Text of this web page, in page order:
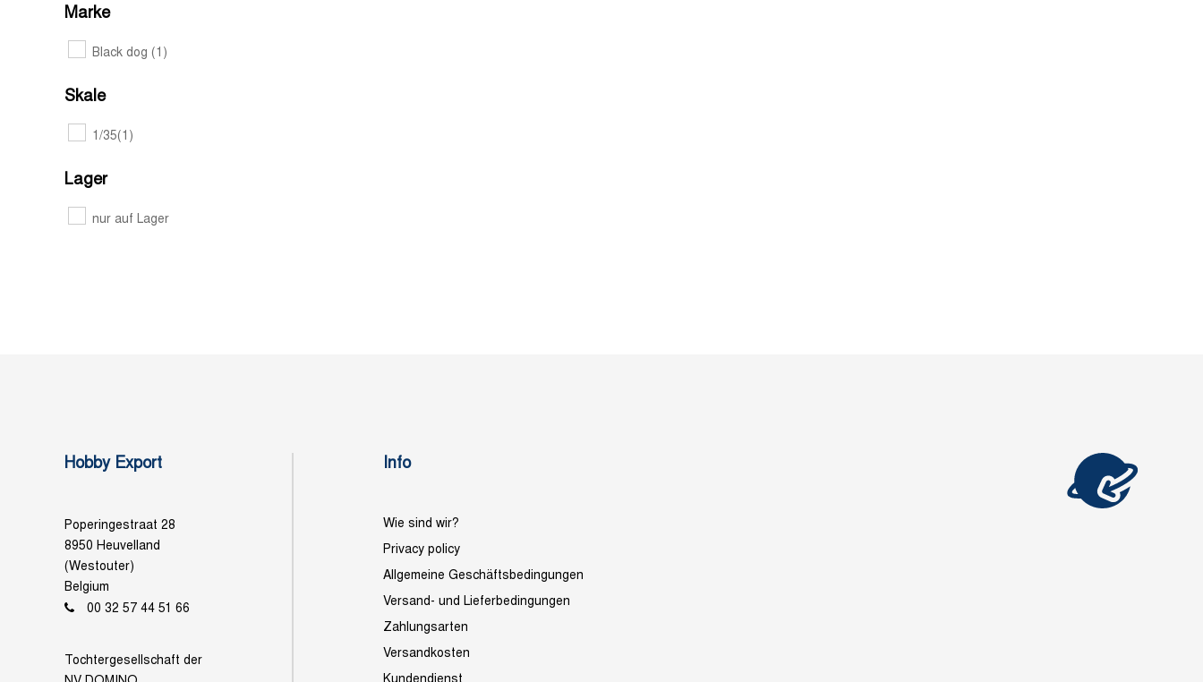
Marke
Black dog (1)
Skale
1/35(1)
Lager
nur auf Lager
Hobby Export
Poperingestraat 28
8950 Heuvelland
(Westouter)
Belgium
00 32 57 44 51 66
Tochtergesellschaft der
Info
Wie sind wir?
Privacy policy
Allgemeine Geschäftsbedingungen
Versand- und Lieferbedingungen
Zahlungsarten
Versandkosten